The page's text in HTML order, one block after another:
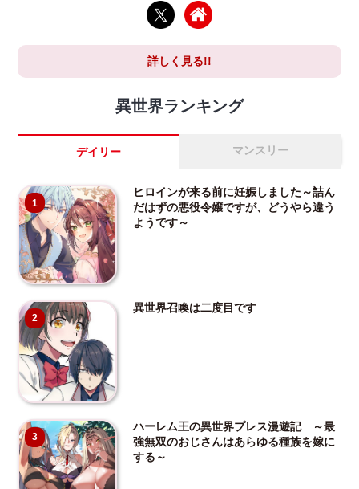
詳しく見る!!
異世界ランキング
デイリー マンスリー
1
ヒロインが来る前に妊娠しました～詰ん
だはずの悪役令嬢ですが、どうやら違う
ようです～
2
異世界召喚は二度目です
3
ハーレム王の異世界プレス漫遊記 ～最
強無双のおじさんはあらゆる種族を嫁に
する～